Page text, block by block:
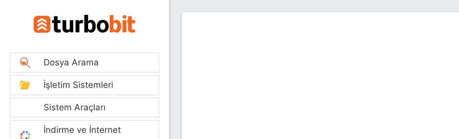
Dosya Arama
İşletim Sistemleri
Sistem Araçları
İndirme ve İnternet